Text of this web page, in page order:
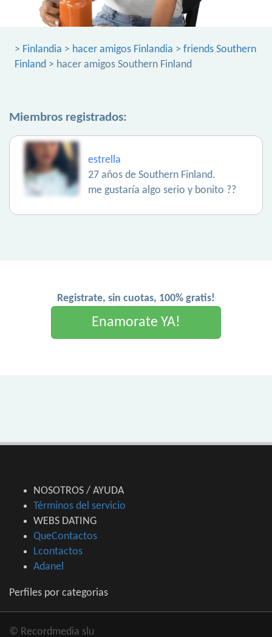
> Finlandia > hacer amigos Finlandia > friends Southern
Finland > hacer amigos Southern Finland
Miembros registrados:
estrella
27 años de Southern Finland.
me gustaría algo serio y bonito ??
Registrate, sin cuotas, 100% gratis!
Enamorate YA!
NOSOTROS / AYUDA
Términos del servicio
WEBS DATING
QueContactos
Lcontactos
Adanel
Perfiles por categorias
© Recordmedia slu